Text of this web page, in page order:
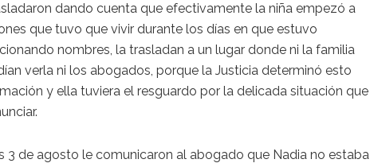
dando cuenta que efectivamente la niña empezó a
que tuvo que vivir durante los días en que estuvo
nombres, la trasladan a un lugar donde ni la familia
verla ni los abogados, porque la Justicia determinó esto
y ella tuviera el resguardo por la delicada situación que
3 de agosto le comunicaron al abogado que Nadia no estaba